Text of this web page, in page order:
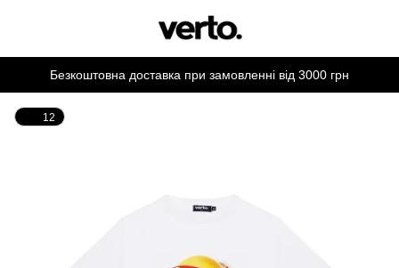
Безкоштовна доставка при замовленні від 3000 грн
12